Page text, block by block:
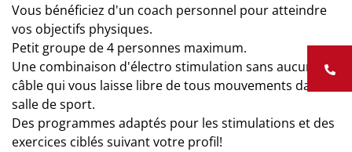
Vous bénéficiez d'un coach personnel pour atteindre
vos objectifs physiques.
Petit groupe de 4 personnes maximum.
Une combinaison d'électro stimulation sans aucun
câble qui vous laisse libre de tous mouvements dans la
salle de sport.
Des programmes adaptés pour les stimulations et des
exercices ciblés suivant votre profil!